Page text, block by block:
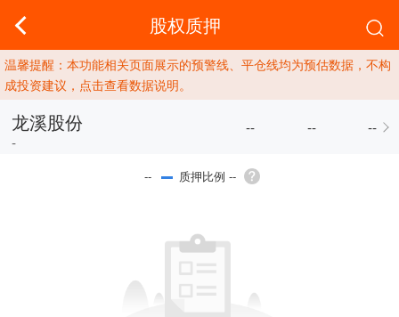
股权质押
温馨提醒：本功能相关页面展示的预警线、平仓线均为预估数据，不构
成投资建议，点击查看数据说明。
龙溪股份
-
-- -- --
-- 质押比例 --